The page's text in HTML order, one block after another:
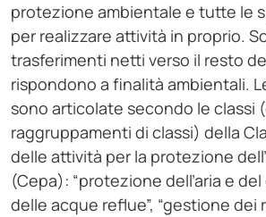
protezione ambientale e tutte le
per realizzare attività in proprio.
trasferimenti netti verso il resto
rispondono a finalità ambientali.
sono articolate secondo le classi
raggruppamenti di classi) della
delle attività per la protezione
(Cepa): “protezione dell’aria e del
delle acque reflue”, “gestione dei